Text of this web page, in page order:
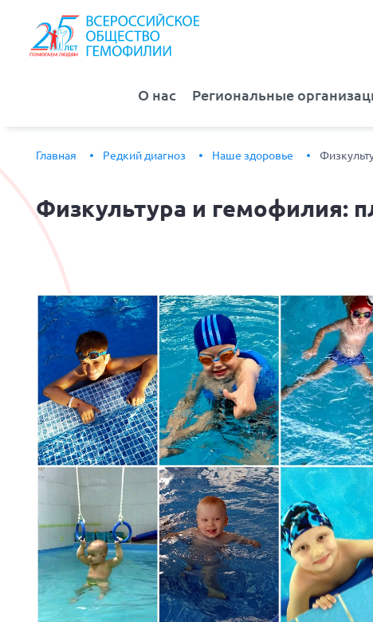
О нас Региональные
Главная Редкий диагноз Наше здоровье
Физкультура и гемофилия: